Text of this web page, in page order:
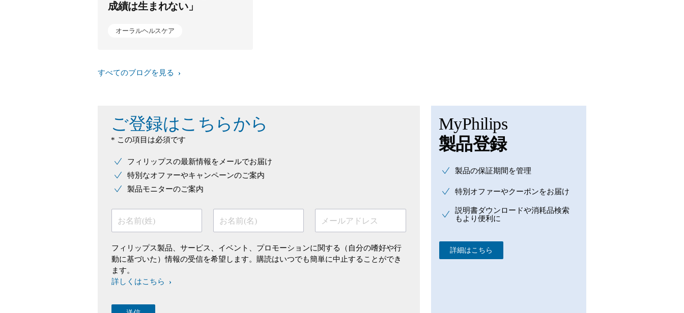
成績は生まれない」
オーラルヘルスケア
すべてのブログを見る
ご登録はこちらから
* この項目は必須です
フィリップスの最新情報をメールでお届け
特別なオファーやキャンペーンのご案内
製品モニターのご案内
お名前(姓) お名前(名) メールアドレス
フィリップス製品、サービス、イベント、プロモーションに関する（自分の嗜好や行
動に基づいた）情報の受信を希望します。購読はいつでも簡単に中止することができ
ます。
詳しくはこちら
MyPhilips
製品登録
製品の保証期間を管理
特別オファーやクーポンをお届け
説明書ダウンロードや消耗品検索
もより便利に
詳細はこちら